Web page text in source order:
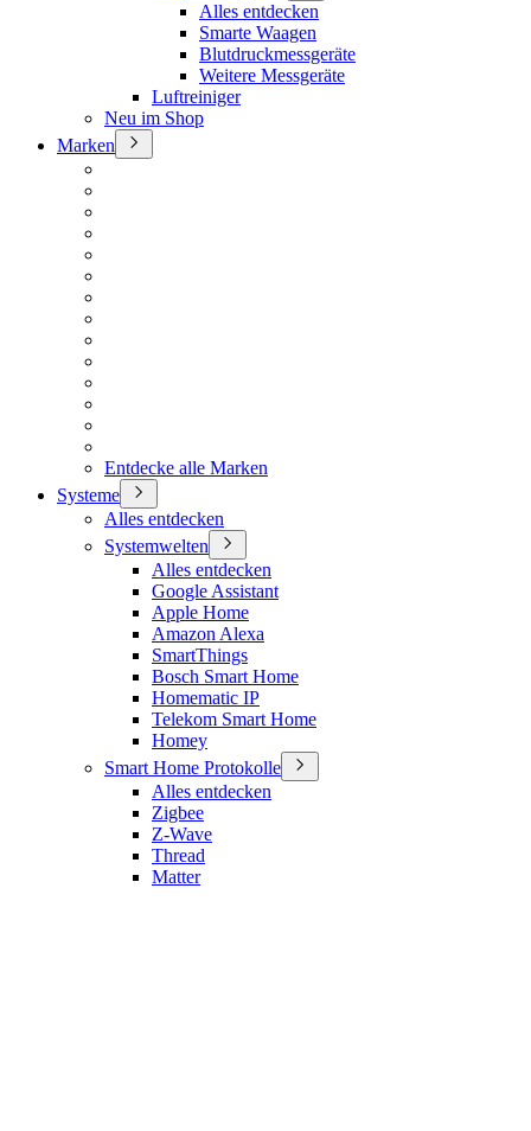
Alles entdecken
Smarte Waagen
Blutdruckmessgeräte
Weitere Messgeräte
Luftreiniger
Neu im Shop
Marken
Entdecke alle Marken
Systeme
Alles entdecken
Systemwelten
Alles entdecken
Google Assistant
Apple Home
Amazon Alexa
SmartThings
Bosch Smart Home
Homematic IP
Telekom Smart Home
Homey
Smart Home Protokolle
Alles entdecken
Zigbee
Z-Wave
Thread
Matter